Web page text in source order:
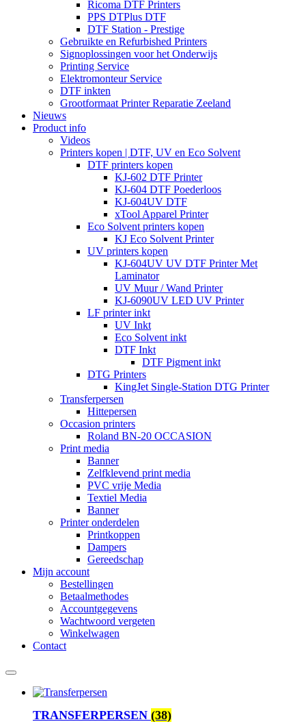
Ricoma DTF Printers
PPS DTPlus DTF
DTF Station - Prestige
Gebruikte en Refurbished Printers
Signoplossingen voor het Onderwijs
Printing Service
Elektromonteur Service
DTF inkten
Grootformaat Printer Reparatie Zeeland
Nieuws
Product info
Videos
Printers kopen | DTF, UV en Eco Solvent
DTF printers kopen
KJ-602 DTF Printer
KJ-604 DTF Poederloos
KJ-604UV DTF
xTool Apparel Printer
Eco Solvent printers kopen
KJ Eco Solvent Printer
UV printers kopen
KJ-604UV UV DTF Printer Met
Laminator
UV Muur / Wand Printer
KJ-6090UV LED UV Printer
LF printer inkt
UV Inkt
Eco Solvent inkt
DTF Inkt
DTF Pigment inkt
DTG Printers
KingJet Single-Station DTG Printer
Transferpersen
Hittepersen
Occasion printers
Roland BN-20 OCCASION
Print media
Banner
Zelfklevend print media
PVC vrije Media
Textiel Media
Banner
Printer onderdelen
Printkoppen
Dampers
Gereedschap
Mijn account
Bestellingen
Betaalmethodes
Accountgegevens
Wachtwoord vergeten
Winkelwagen
Contact
TRANSFERPERSEN (38)